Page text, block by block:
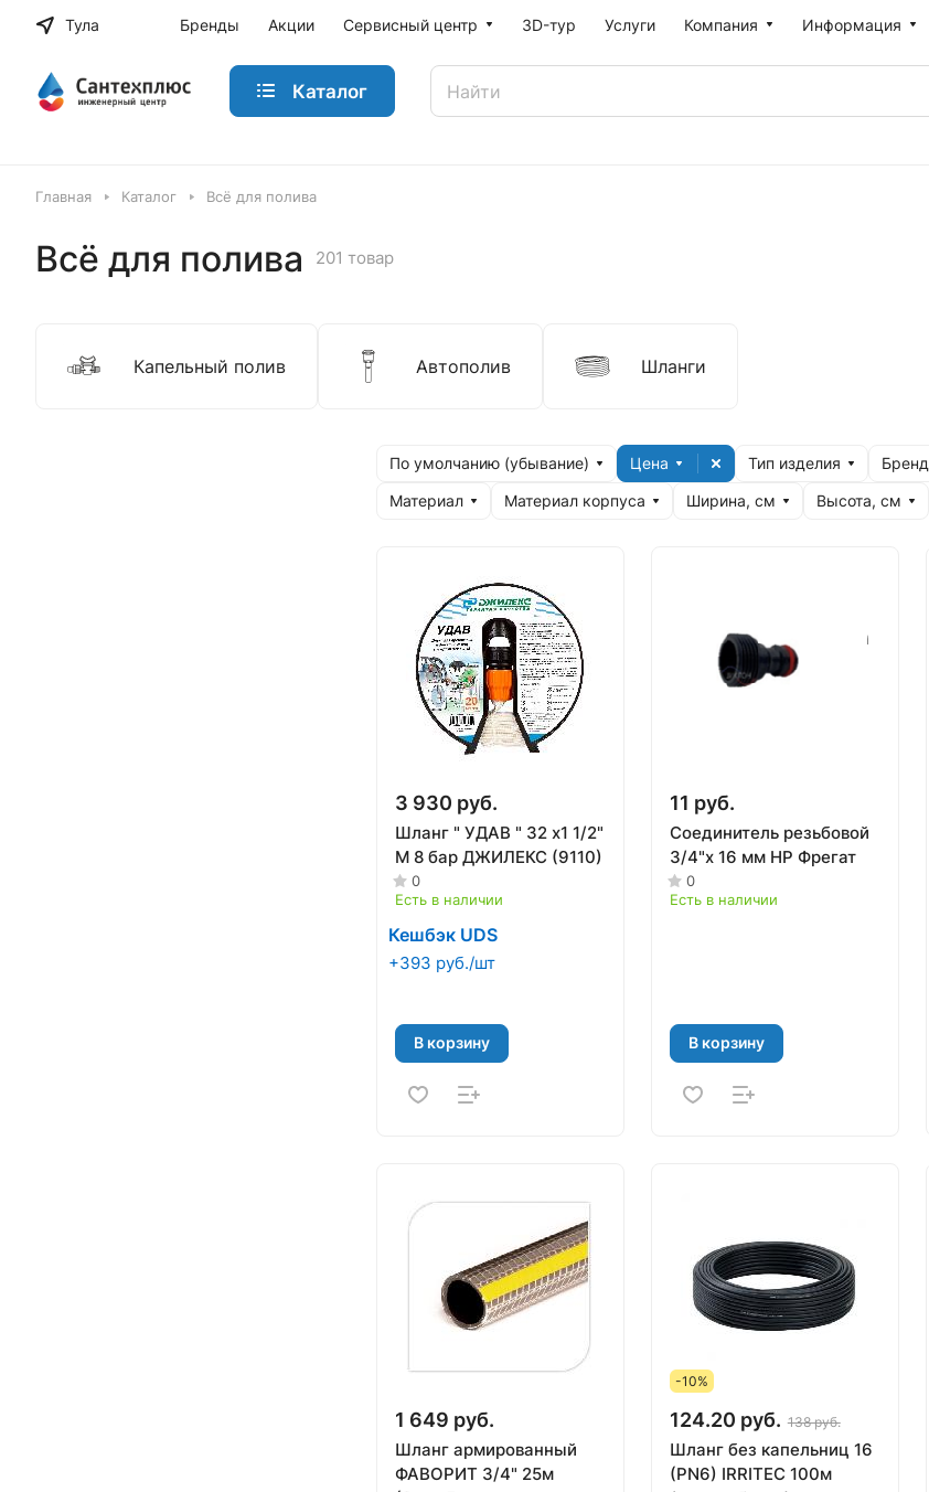
Тула Бренды Акции Сервисный центр 3D-тур Услуги Компания Информация
Каталог
Главная Каталог Всё для полива
Всё для полива 201 товар
Капельный полив Автополив Шланги
По умолчанию (убывание) Цена Тип изделия Бренд
Материал
Материал корпуса Ширина, см Высота, см
3 930 руб.
Шланг " УДАВ " 32 х1 1/2"
М 8 бар ДЖИЛЕКС (9110)
0
Есть в наличии
Кешбэк UDS
+393 руб./шт
В корзину
11 руб.
Соединитель резьбовой
3/4"x 16 мм НР Фрегат
0
Есть в наличии
В корзину
1 649 руб.
Шланг армированный
ФАВОРИТ 3/4" 25м
-10%
124.20 руб. 138 руб.
Шланг без капельниц 16
(PN6) IRRITEC 100м